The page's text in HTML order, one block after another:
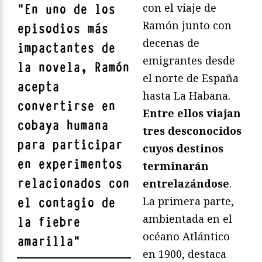
"En uno de los
episodios más
impactantes de
la novela, Ramón
acepta
convertirse en
cobaya humana
para participar
en experimentos
relacionados con
el contagio de
la fiebre
amarilla"
con el viaje de
Ramón junto con
decenas de
emigrantes desde
el norte de España
hasta La Habana.
Entre ellos viajan
tres desconocidos
cuyos destinos
terminarán
entrelazándose.
La primera parte,
ambientada en el
océano Atlántico
en 1900, destaca